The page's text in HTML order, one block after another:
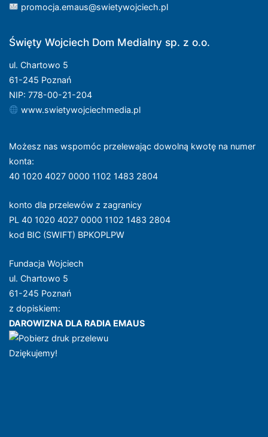
promocja.emaus@swietywojciech.pl
Święty Wojciech Dom Medialny sp. z o.o.
ul. Chartowo 5
61-245 Poznań
NIP: 778-00-21-204
www.swietywojciechmedia.pl
Możesz nas wspomóc przelewając dowolną kwotę na numer
konta:
40 1020 4027 0000 1102 1483 2804
konto dla przelewów z zagranicy
PL 40 1020 4027 0000 1102 1483 2804
kod BIC (SWIFT) BPKOPLPW
Fundacja Wojciech
ul. Chartowo 5
61-245 Poznań
z dopiskiem:
DAROWIZNA DLA RADIA EMAUS
Dziękujemy!